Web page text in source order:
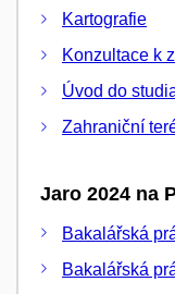
Kartografie
Konzultace k
Úvod do
Zahraniční
Jaro 2024 na
Bakalářská
Bakalářská